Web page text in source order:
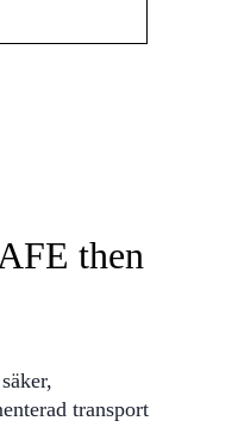
then
transport